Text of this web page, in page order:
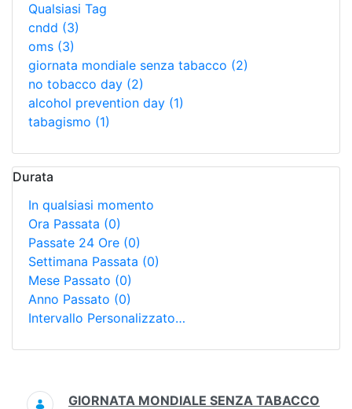
Qualsiasi Tag
cndd (3)
oms (3)
giornata mondiale senza tabacco (2)
no tobacco day (2)
alcohol prevention day (1)
tabagismo (1)
Durata
In qualsiasi momento
Ora Passata (0)
Passate 24 Ore (0)
Settimana Passata (0)
Mese Passato (0)
Anno Passato (0)
Intervallo Personalizzato…
Ricerca
GIORNATA MONDIALE SENZA TABACCO